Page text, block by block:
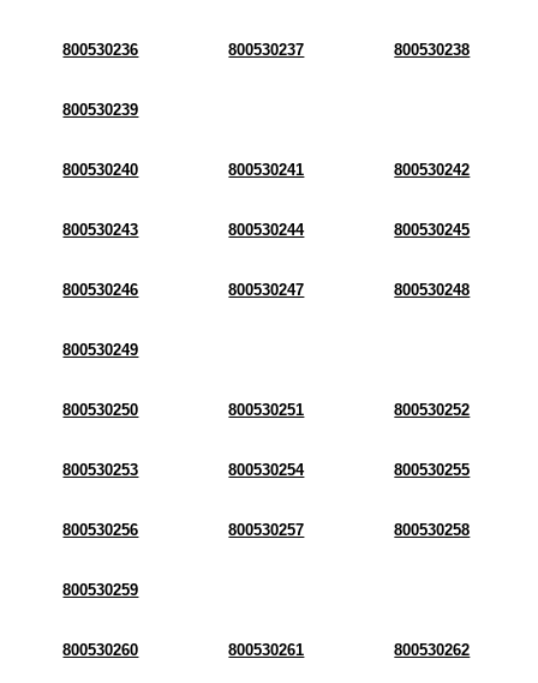
800530236 800530237 800530238
800530239
800530240 800530241 800530242
800530243 800530244 800530245
800530246 800530247 800530248
800530249
800530250 800530251 800530252
800530253 800530254 800530255
800530256 800530257 800530258
800530259
800530260 800530261 800530262